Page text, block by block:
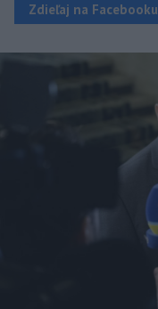
Zdieľaj na Facebooku